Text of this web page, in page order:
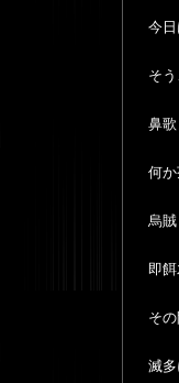
今
そ
鼻
何か
烏賊
即
そ
滅多